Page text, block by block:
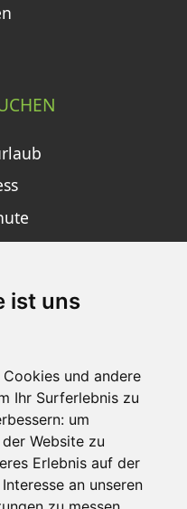
ist uns
und andere
Ihr Surferlebnis zu
um
Website zu
Erlebnis auf der
an unseren
SKI APP
iOS und Android - Ein
und Schneefreaks!